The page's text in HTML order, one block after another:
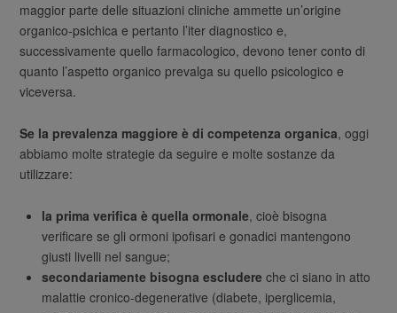
maggior parte delle situazioni cliniche ammette un’origine
organico-psichica e pertanto l’iter diagnostico e,
successivamente quello farmacologico, devono tener conto di
quanto l’aspetto organico prevalga su quello psicologico e
viceversa.
Se la prevalenza maggiore è di competenza organica, oggi
abbiamo molte strategie da seguire e molte sostanze da
utilizzare:
la prima verifica è quella ormonale, cioè bisogna
verificare se gli ormoni ipofisari e gonadici mantengono
giusti livelli nel sangue;
secondariamente bisogna escludere che ci siano in atto
malattie cronico-degenerative (diabete, iperglicemia,